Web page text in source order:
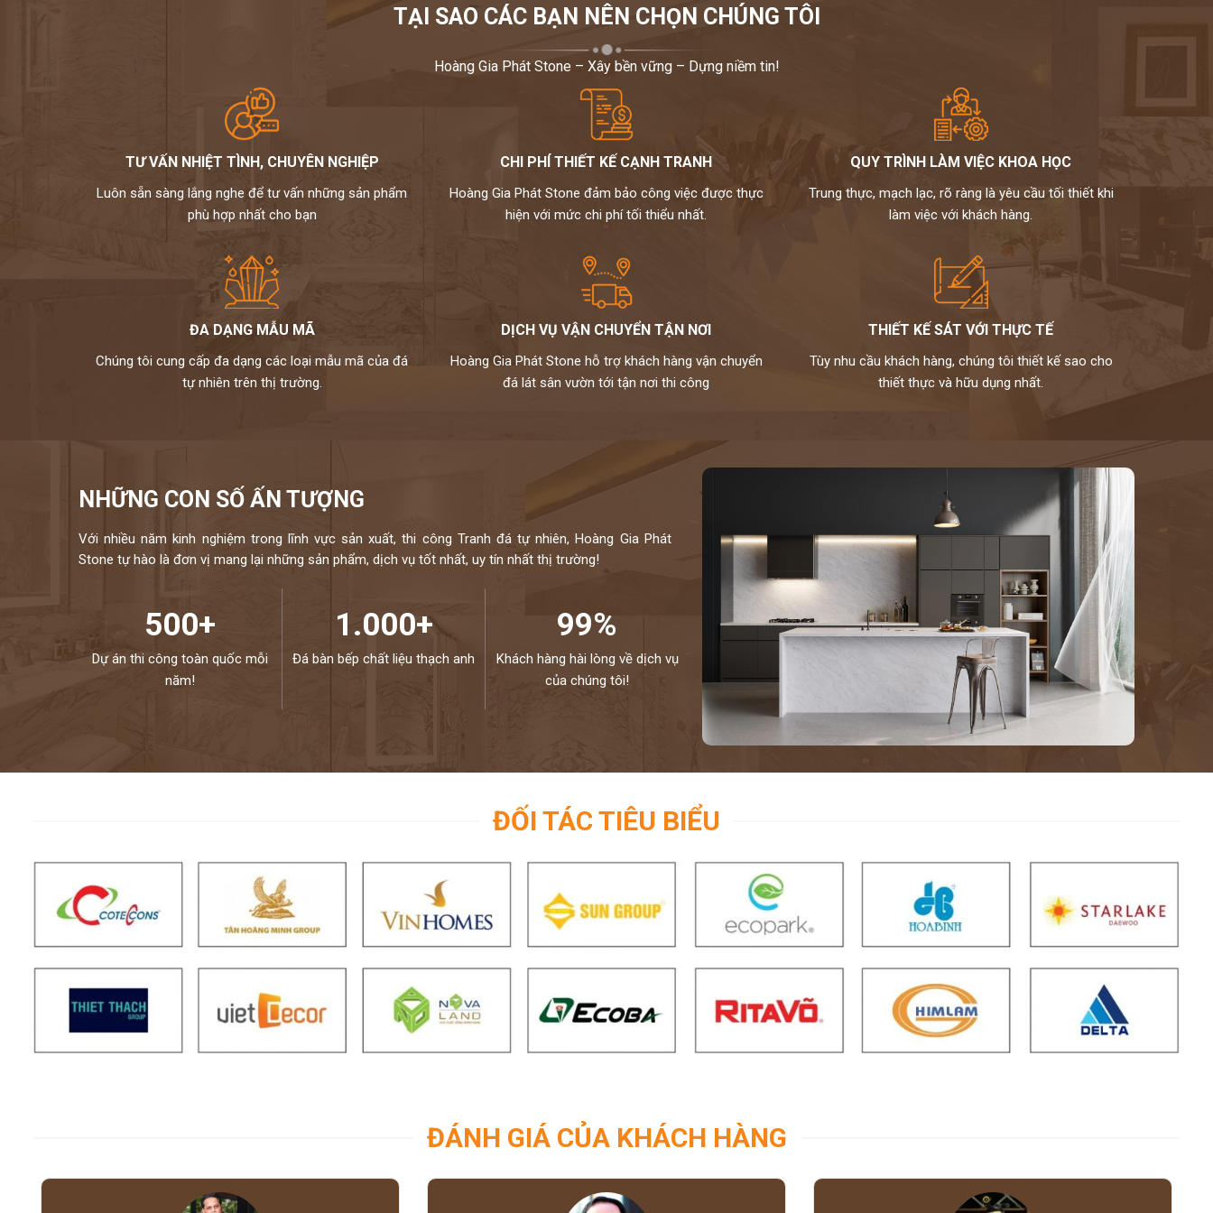
TẠI SAO CÁC BẠN NÊN CHỌN CHÚNG TÔI
Hoàng Gia Phát Stone – Xây bền vững – Dựng niềm tin!
TƯ VẤN NHIỆT TÌNH, CHUYÊN NGHIỆP
Luôn sẵn sàng lắng nghe để tư vấn những sản phẩm
phù hợp nhất cho bạn
CHI PHÍ THIẾT KẾ CẠNH TRANH
Hoàng Gia Phát Stone đảm bảo công việc được thực
hiện với mức chi phí tối thiểu nhất.
QUY TRÌNH LÀM VIỆC KHOA HỌC
Trung thực, mạch lạc, rõ ràng là yêu cầu tối thiết khi
làm việc với khách hàng.
ĐA DẠNG MẪU MÃ
Chúng tôi cung cấp đa dạng các loại mẫu mã của đá
tự nhiên trên thị trường.
DỊCH VỤ VẬN CHUYỂN TẬN NƠI
Hoàng Gia Phát Stone hỗ trợ khách hàng vận chuyển
đá lát sân vườn tới tận nơi thi công
THIẾT KẾ SÁT VỚI THỰC TẾ
Tùy nhu cầu khách hàng, chúng tôi thiết kế sao cho
thiết thực và hữu dụng nhất.
NHỮNG CON SỐ ẤN TƯỢNG
Với nhiều năm kinh nghiệm trong lĩnh vực sản xuất, thi công Tranh đá tự nhiên, Hoàng Gia Phát
Stone tự hào là đơn vị mang lại những sản phẩm, dịch vụ tốt nhất, uy tín nhất thị trường!
500+
Dự án thi công toàn quốc mỗi
năm!
1.000+
Đá bàn bếp chất liệu thạch anh
99%
Khách hàng hài lòng về dịch vụ
của chúng tôi!
ĐỐI TÁC TIÊU BIỂU
ĐÁNH GIÁ CỦA KHÁCH HÀNG